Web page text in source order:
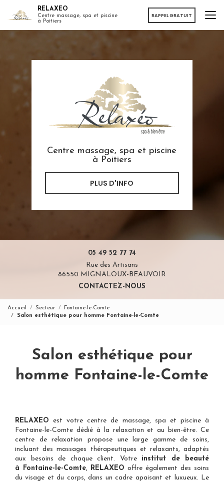
RELAXEO
Centre massage, spa et piscine
à Poitiers
RAPPEL GRATUIT
Centre massage, spa et piscine
à Poitiers
PLUS D'INFO
05 49 52 77 74
Rue des Artisans
86550 MIGNALOUX-BEAUVOIR
CONTACTEZ-NOUS
Accueil Secteur
Fontaine-le-Comte
Salon esthétique pour homme Fontaine-le-Comte
Salon esthétique pour
homme Fontaine-le-Comte
RELAXEO est votrecentre de massage, spa et piscine à
Fontaine-le-Comte dédié à la relaxation et au bien-être. Ce
centre de relaxation propose une large gamme de soins,
incluant des massages thérapeutiques et relaxants, adaptés
aux besoins de chaque client. Votre institut de beauté
à Fontaine-le-Comte, RELAXEO offre également des soins
du visage et du corps, dans un cadre apaisant et luxueux. Le